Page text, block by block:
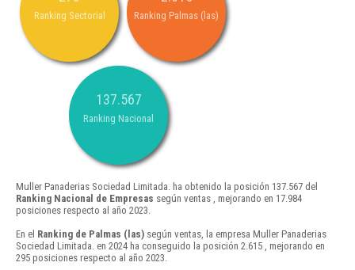
Ranking Sectorial Ranking Palmas (las)
137.567
Ranking Nacional
Muller Panaderias Sociedad Limitada. ha obtenido la posición 137.567 del
Ranking Nacional de Empresas según ventas , mejorando en 17.984
posiciones respecto al año 2023.
En el Ranking de Palmas (las) según ventas, la empresa Muller Panaderias
Sociedad Limitada. en 2024 ha conseguido la posición 2.615 , mejorando en
295 posiciones respecto al año 2023.